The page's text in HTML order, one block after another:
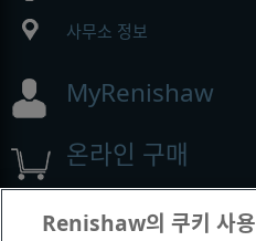
사무소 정보
MyRenishaw
온라인 구매
Renishaw의 쿠키 사용